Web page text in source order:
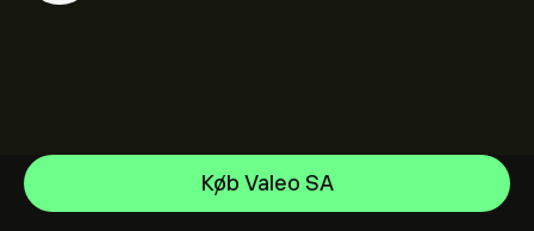
Køb Valeo SA
NVIDIA Corporation
Amazon.com Inc